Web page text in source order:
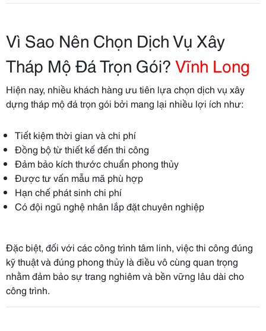
Vì Sao Nên Chọn Dịch Vụ Xây
Tháp Mộ Đá Trọn Gói? Vĩnh Long
Hiện nay, nhiều khách hàng ưu tiên lựa chọn dịch vụ xây
dựng tháp mộ đá trọn gói bởi mang lại nhiều lợi ích như:
Tiết kiệm thời gian và chi phí
Đồng bộ từ thiết kế đến thi công
Đảm bảo kích thước chuẩn phong thủy
Được tư vấn mẫu mã phù hợp
Hạn chế phát sinh chi phí
Có đội ngũ nghệ nhân lắp đặt chuyên nghiệp
Đặc biệt, đối với các công trình tâm linh, việc thi công đúng
kỹ thuật và đúng phong thủy là điều vô cùng quan trọng
nhằm đảm bảo sự trang nghiêm và bền vững lâu dài cho
công trình.